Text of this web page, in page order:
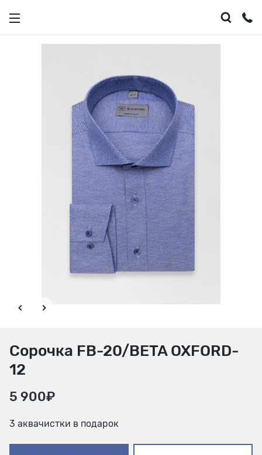
Сорочка FB-20/BETA OXFORD-
12
5 900₽
3 аквачистки в подарок